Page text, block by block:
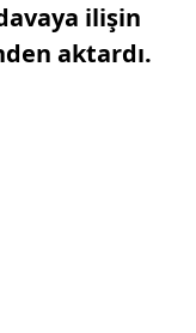
ilişin
aktardı.